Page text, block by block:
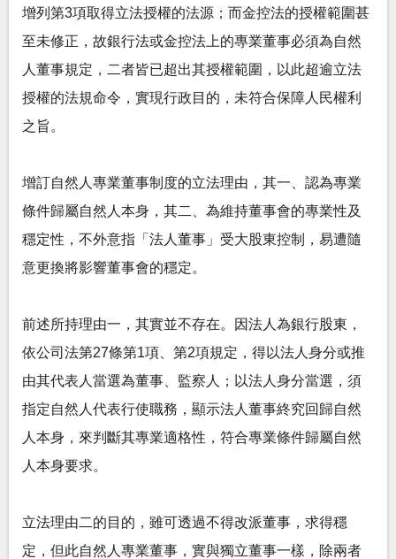
增列第3項取得立法授權的法源；而金控法的授權範圍甚
至未修正，故銀行法或金控法上的專業董事必須為自然
人董事規定，二者皆已超出其授權範圍，以此超逾立法
授權的法規命令，實現行政目的，未符合保障人民權利
之旨。
增訂自然人專業董事制度的立法理由，其一、認為專業
條件歸屬自然人本身，其二、為維持董事會的專業性及
穩定性，不外意指「法人董事」受大股東控制，易遭隨
意更換將影響董事會的穩定。
前述所持理由一，其實並不存在。因法人為銀行股東，
依公司法第27條第1項、第2項規定，得以法人身分或推
由其代表人當選為董事、監察人；以法人身分當選，須
指定自然人代表行使職務，顯示法人董事終究回歸自然
人本身，來判斷其專業適格性，符合專業條件歸屬自然
人本身要求。
立法理由二的目的，雖可透過不得改派董事，求得穩
定，但此自然人專業董事，實與獨立董事一樣，除兩者